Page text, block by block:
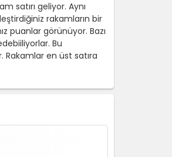
satırı geliyor. Aynı
rakamların bir
puanlar görünüyor. Bazı
Bu
en üst satıra